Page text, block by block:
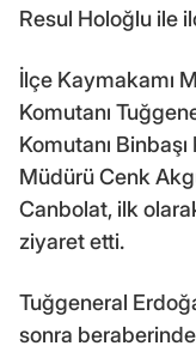
Resul Holoğlu ile
İlçe Kaymakamı
Komutanı
Komutanı
Müdürü Cenk
Canbolat, ilk
ziyaret etti.
Tuğgeneral
sonra